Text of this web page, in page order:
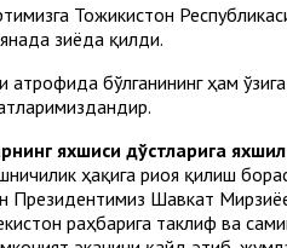
Тожикистон
зиёда қилди.
атрофида бўлганининг ҳам
яхшиси дўстларига
ҳақига риоя қилиш
Президентимиз Шавкат
раҳбарига таклиф ва